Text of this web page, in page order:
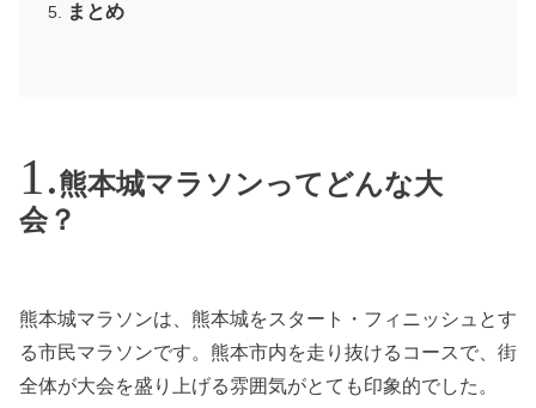
まとめ
熊本城マラソンってどんな大
会？
熊本城マラソンは、熊本城をスタート・フィニッシュとす
る市民マラソンです。熊本市内を走り抜けるコースで、街
全体が大会を盛り上げる雰囲気がとても印象的でした。